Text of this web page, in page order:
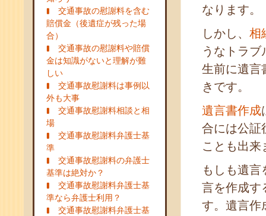
交通事故の慰謝料を含む
賠償金（後遺症が残った場
合）
交通事故の慰謝料や賠償
金は知識がないと理解が難
しい
交通事故慰謝料は事例以
外も大事
交通事故慰謝料相談と相
場
交通事故慰謝料弁護士基
準
交通事故慰謝料の弁護士
基準は絶対か？
交通事故慰謝料弁護士基
準なら弁護士利用？
交通事故慰謝料弁護士基
なります。
しかし、 相
うなトラ
生前に遺言
きです。
遺言書作成
合には公証
ことも出来
もしも遺
言を作成す
す。遺言作